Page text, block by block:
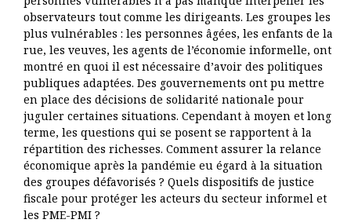
observateurs tout comme les dirigeants. Les groupes les
plus vulnérables : les personnes âgées, les enfants de la
rue, les veuves, les agents de l’économie informelle, ont
montré en quoi il est nécessaire d’avoir des politiques
publiques adaptées. Des gouvernements ont pu mettre
en place des décisions de solidarité nationale pour
juguler certaines situations. Cependant à moyen et long
terme, les questions qui se posent se rapportent à la
répartition des richesses. Comment assurer la relance
économique après la pandémie eu égard à la situation
des groupes défavorisés ? Quels dispositifs de justice
fiscale pour protéger les acteurs du secteur informel et
les PME-PMI ?